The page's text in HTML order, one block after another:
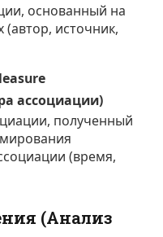
основанный на
источник,
ассоциации)
полученный
(время,
(Анализ